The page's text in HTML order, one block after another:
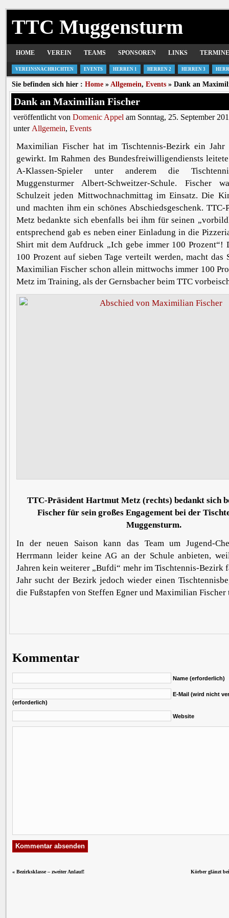
TTC Muggensturm
HOME VEREIN TEAMS SPONSOREN LINKS TERMINE
VEREINSNACHRICHTEN EVENTS HERREN 1 HERREN 2 HERREN 3
Sie befinden sich hier : Home » Allgemein, Events » Dank an
Dank an Maximilian Fischer
veröffentlicht von Domenic Appel am Sonntag, 25. September
unter Allgemein, Events
Maximilian Fischer hat im Tischtennis-Bezirk ein Jahr
gewirkt. Im Rahmen des Bundesfreiwilligendiensts
A-Klassen-Spieler unter anderem die
Muggensturmer Albert-Schweitzer-Schule. Fischer
Schulzeit jeden Mittwochnachmittag im Einsatz. Die
und machten ihm ein schönes Abschiedsgeschenk. TTC-
Metz bedankte sich ebenfalls bei ihm für seinen
entsprechend gab es neben einer Einladung in die
Shirt mit dem Aufdruck „Ich gebe immer 100 Prozent“!
100 Prozent auf sieben Tage verteilt werden, macht das
Maximilian Fischer schon allein mittwochs immer 100
Metz im Training, als der Gernsbacher beim TTC
TTC-Präsident Hartmut Metz (rechts) bedankt sich
Fischer für sein großes Engagement bei der
Muggensturm.
In der neuen Saison kann das Team um Jugend-
Herrmann leider keine AG an der Schule anbieten,
Jahren kein weiterer „Bufdi“ mehr im Tischtennis-Bezirk
Jahr sucht der Bezirk jedoch wieder einen
die Fußstapfen von Steffen Egner und Maximilian
Kommentar
Name (erforderlich)
E-Mail (wird nicht
(erforderlich)
Website
« Bezirksklasse – zweiter Anlauf! Körber glänzt